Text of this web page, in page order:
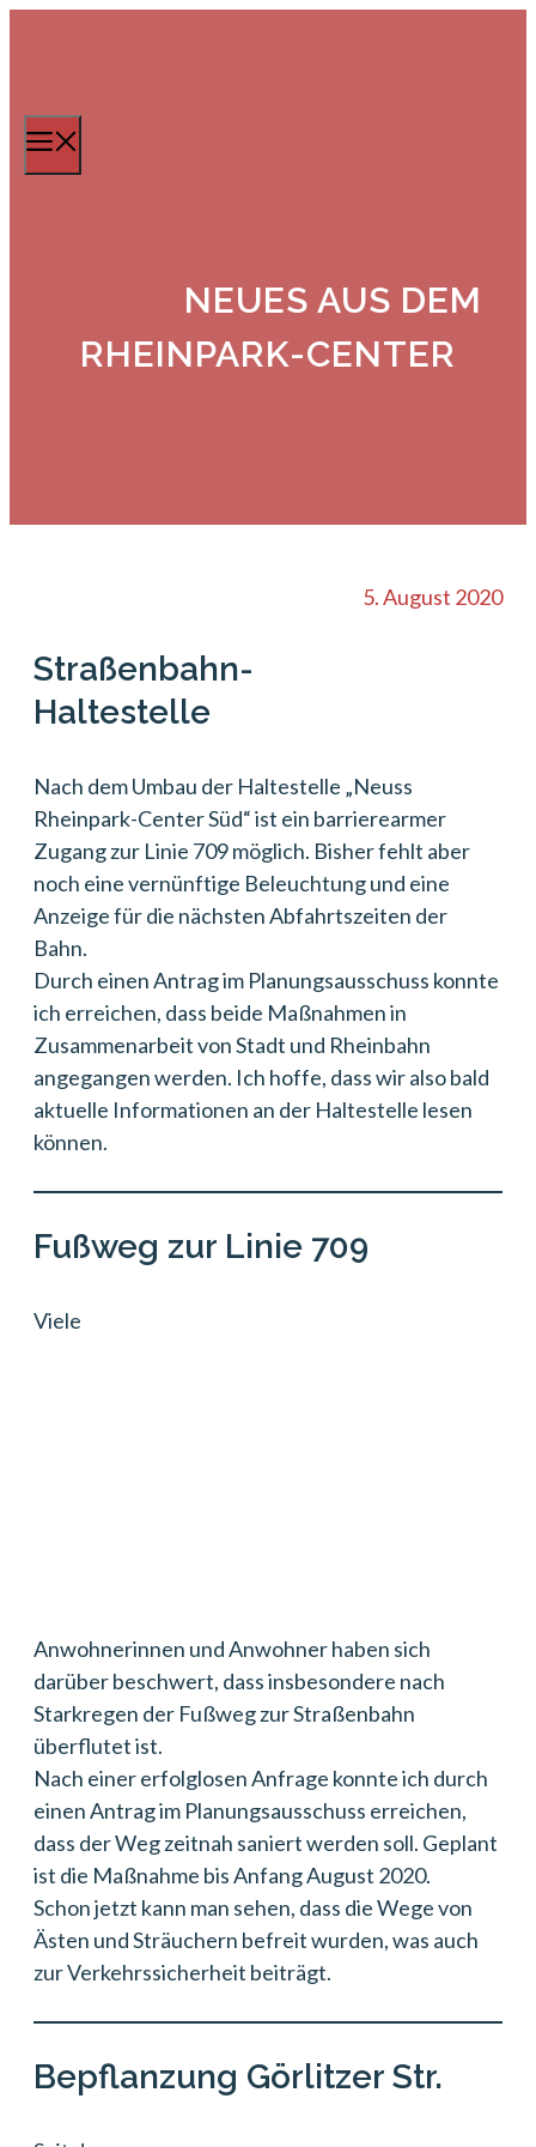
NEUES AUS DEM
RHEINPARK-CENTER
5. August 2020
Straßenbahn-
Haltestelle
Nach dem Umbau der Haltestelle „Neuss
Rheinpark-Center Süd“ ist ein barrierearmer
Zugang zur Linie 709 möglich. Bisher fehlt aber
noch eine vernünftige Beleuchtung und eine
Anzeige für die nächsten Abfahrtszeiten der
Bahn.
Durch einen Antrag im Planungsausschuss konnte
ich erreichen, dass beide Maßnahmen in
Zusammenarbeit von Stadt und Rheinbahn
angegangen werden. Ich hoffe, dass wir also bald
aktuelle Informationen an der Haltestelle lesen
können.
Fußweg zur Linie 709
Viele
Anwohnerinnen und Anwohner haben sich
darüber beschwert, dass insbesondere nach
Starkregen der Fußweg zur Straßenbahn
überflutet ist.
Nach einer erfolglosen Anfrage konnte ich durch
einen Antrag im Planungsausschuss erreichen,
dass der Weg zeitnah saniert werden soll. Geplant
ist die Maßnahme bis Anfang August 2020.
Schon jetzt kann man sehen, dass die Wege von
Ästen und Sträuchern befreit wurden, was auch
zur Verkehrssicherheit beiträgt.
Bepflanzung Görlitzer Str.